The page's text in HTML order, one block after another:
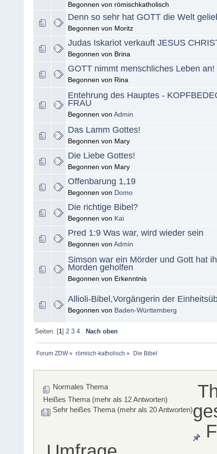
Begonnen von römischkatholisch
Denn so sehr hat GOTT die Welt
Begonnen von Moritz
Judas Iskariot verkauft JESUS
Begonnen von Brina
GOTT nimmt menschliches Leben an!
Begonnen von Rina
Entehrung des Hauptes -
FRAU
Begonnen von Admin
Das Lamm Gottes!
Begonnen von Mary
Die Liebe Gottes!
Begonnen von Mary
Offenbarung 1,19
Begonnen von Domo
Die richtige Bibel?
Begonnen von Kai
Pred 1:9 Was war, wird wieder sein
Begonnen von Admin
Simson war ein Mörder und Gott hat
Morden geholfen
Begonnen von Erkenntnis
Allioli-Bibel,Vorgängerin der
Begonnen von Baden-Württemberg
Seiten: [1] 2 3 4 Nach oben
Forum ZDW» römisch-katholisch » Die Bibel
Normales Thema
Heißes Thema (mehr als 12 Antworten)
Sehr heißes Thema (mehr als 20 Antworten)